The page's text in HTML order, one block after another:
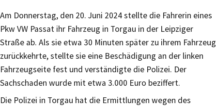
Am Donnerstag, den 20. Juni 2024 stellte die Fahrerin eines
Pkw VW Passat ihr Fahrzeug in Torgau in der Leipziger
Straße ab. Als sie etwa 30 Minuten später zu ihrem Fahrzeug
zurückkehrte, stellte sie eine Beschädigung an der linken
Fahrzeugseite fest und verständigte die Polizei. Der
Sachschaden wurde mit etwa 3.000 Euro beziffert.
Die Polizei in Torgau hat die Ermittlungen wegen des